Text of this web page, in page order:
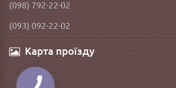
(098) 792-22-02
(093) 092-22-02
Карта проїзду